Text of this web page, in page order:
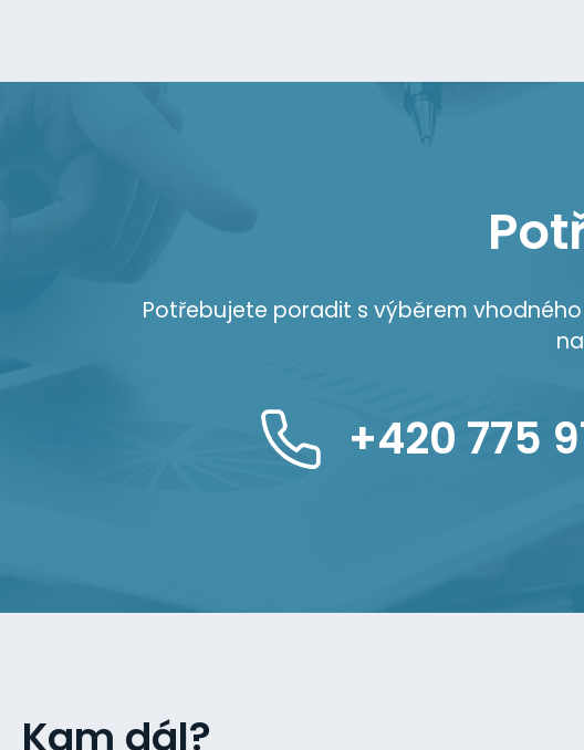
Potřebujete poradit s výběrem
+420 775
Kam dál?